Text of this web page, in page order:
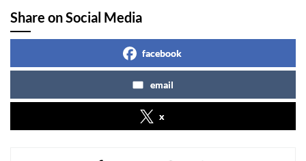
Share on Social Media
facebook
email
x